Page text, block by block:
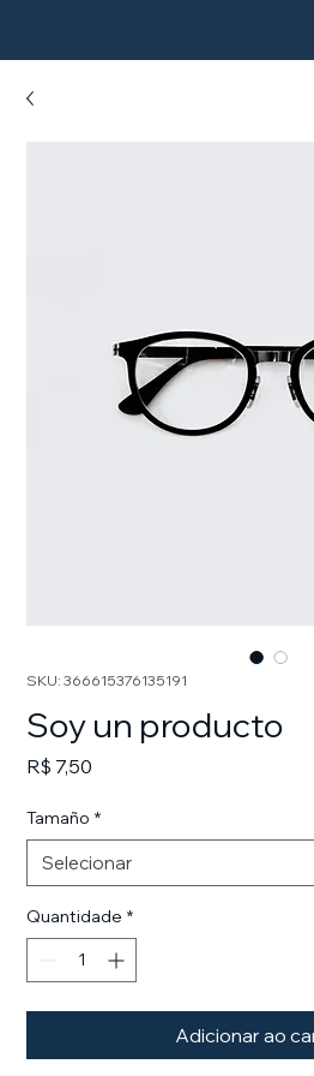
SKU: 366615376135191
Soy un producto
R$ 7,50
Tamaño *
Quantidade *
Adicionar ao